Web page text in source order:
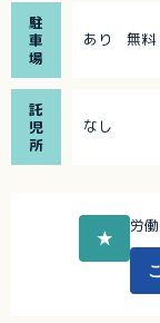
駐
車
場
あり 無料
託
児
所
なし
★
労